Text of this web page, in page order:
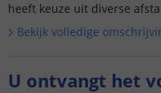
heeft keuze uit diverse
Bekijk volledige
U ontvangt het